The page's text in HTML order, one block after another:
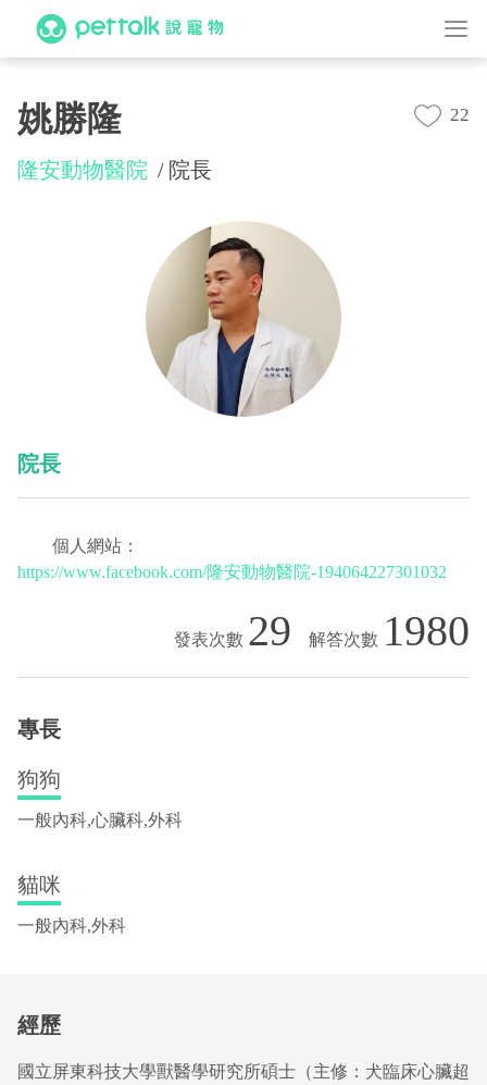
姚勝隆
隆安動物醫院 院長
22
院長
個人網站：
https://www.facebook.com/隆安動物醫院-194064227301032
29 1980
專長
狗狗
一般內科,心臟科,外科
貓咪
一般內科,外科
經歷
國立屏東科技大學獸醫學研究所碩士（主修：犬臨床心臟超